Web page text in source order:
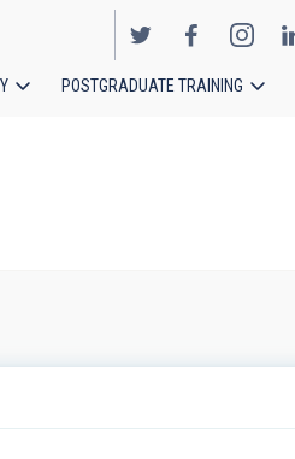
POSTGRADUATE TRAINING